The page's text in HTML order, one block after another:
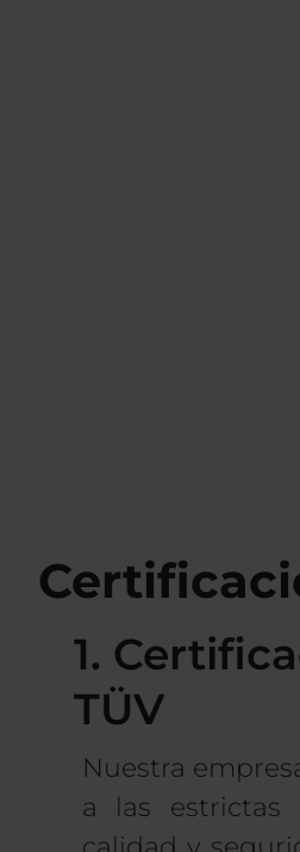
1.
TÜV
Nuestra
a las estrictas